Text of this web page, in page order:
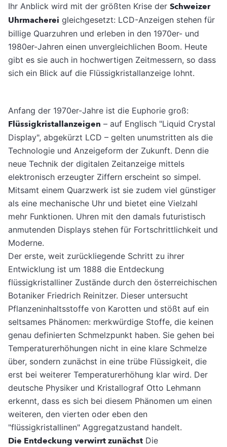
Ihr Anblick wird mit der größten Krise der Schweizer
Uhrmacherei gleichgesetzt: LCD-Anzeigen stehen für
billige Quarzuhren und erleben in den 1970er- und
1980er-Jahren einen unvergleichlichen Boom. Heute
gibt es sie auch in hochwertigen Zeitmessern, so dass
sich ein Blick auf die Flüssigkristallanzeige lohnt.
Anfang der 1970er-Jahre ist die Euphorie groß:
Flüssigkristallanzeigen – auf Englisch "Liquid Crystal
Display", abgekürzt LCD – gelten unumstritten als die
Technologie und Anzeigeform der Zukunft. Denn die
neue Technik der digitalen Zeitanzeige mittels
elektronisch erzeugter Ziffern erscheint so simpel.
Mitsamt einem Quarzwerk ist sie zudem viel günstiger
als eine mechanische Uhr und bietet eine Vielzahl
mehr Funktionen. Uhren mit den damals futuristisch
anmutenden Displays stehen für Fortschrittlichkeit und
Moderne.
Der erste, weit zurückliegende Schritt zu ihrer
Entwicklung ist um 1888 die Entdeckung
flüssigkristalliner Zustände durch den österreichischen
Botaniker Friedrich Reinitzer. Dieser untersucht
Pflanzeninhaltsstoffe von Karotten und stößt auf ein
seltsames Phänomen: merkwürdige Stoffe, die keinen
genau definierten Schmelzpunkt haben. Sie gehen bei
Temperaturerhöhungen nicht in eine klare Schmelze
über, sondern zunächst in eine trübe Flüssigkeit, die
erst bei weiterer Temperaturerhöhung klar wird. Der
deutsche Physiker und Kristallograf Otto Lehmann
erkennt, dass es sich bei diesem Phänomen um einen
weiteren, den vierten oder eben den
"flüssigkristallinen" Aggregatzustand handelt.
Die Entdeckung verwirrt zunächst Die